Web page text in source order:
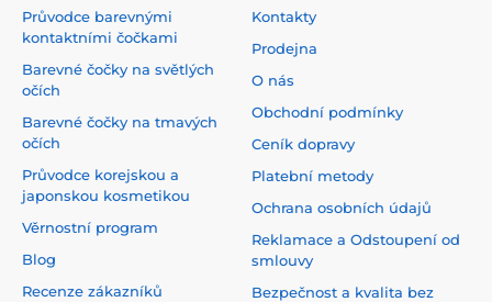
Průvodce barevnými
kontaktními čočkami
Barevné čočky na světlých
očích
Barevné čočky na tmavých
očích
Průvodce korejskou a
japonskou kosmetikou
Věrnostní program
Blog
Recenze zákazníků
Kontakty
Prodejna
O nás
Obchodní podmínky
Ceník dopravy
Platební metody
Ochrana osobních údajů
Reklamace a Odstoupení od
smlouvy
Bezpečnost a kvalita bez